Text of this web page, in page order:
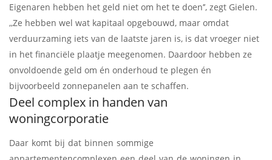
Eigenaren hebben het geld niet om het te doen’’, zegt Gielen.
,,Ze hebben wel wat kapitaal opgebouwd, maar omdat
verduurzaming iets van de laatste jaren is, is dat vroeger niet
in het financiële plaatje meegenomen. Daardoor hebben ze
onvoldoende geld om én onderhoud te plegen én
bijvoorbeeld zonnepanelen aan te schaffen.
Deel complex in handen van
woningcorporatie
Daar komt bij dat binnen sommige